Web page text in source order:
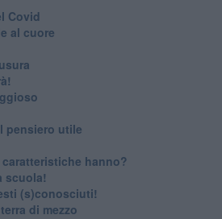
Covid
al cuore
pensiero utile
hanno?
scuola!
(s)conosciuti!
di mezzo